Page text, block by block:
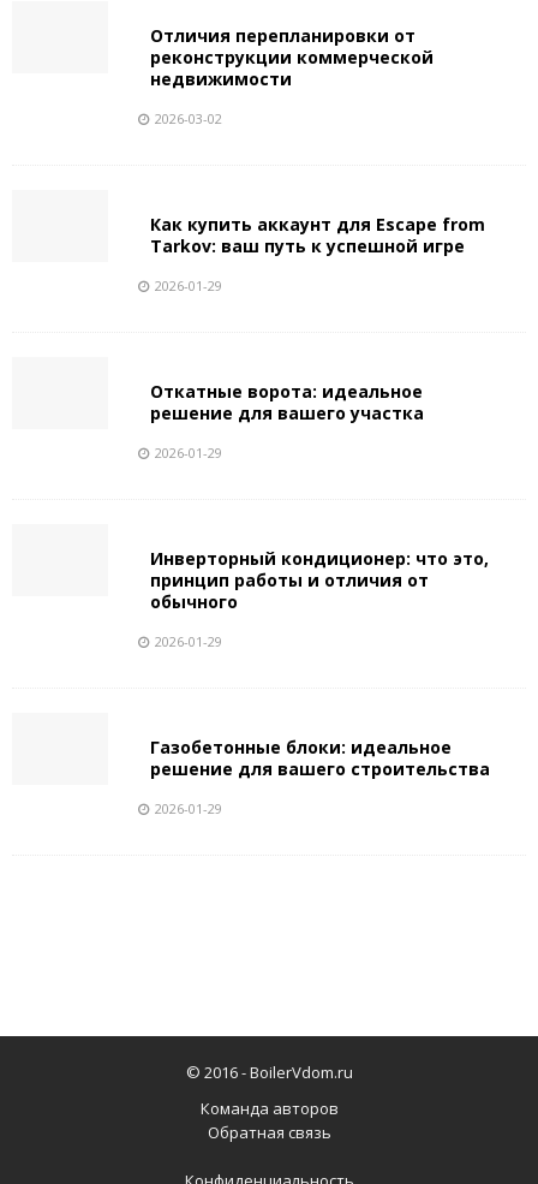
Отличия перепланировки от
реконструкции коммерческой
недвижимости
2026-03-02
Как купить аккаунт для Escape from
Tarkov: ваш путь к успешной игре
2026-01-29
Откатные ворота: идеальное
решение для вашего участка
2026-01-29
Инверторный кондиционер: что это,
принцип работы и отличия от
обычного
2026-01-29
Газобетонные блоки: идеальное
решение для вашего строительства
2026-01-29
© 2016 -BoilerVdom.ru
Команда авторов
Обратная связь